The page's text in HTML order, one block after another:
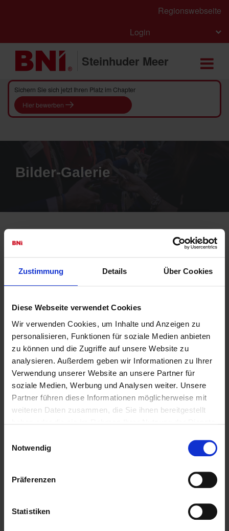
Zustimmung Details Über Cookies
Diese Webseite verwendet Cookies
Wir verwenden Cookies, um Inhalte und Anzeigen zu
personalisieren, Funktionen für soziale Medien anbieten
zu können und die Zugriffe auf unsere Website zu
analysieren. Außerdem geben wir Informationen zu Ihrer
Verwendung unserer Website an unsere Partner für
soziale Medien, Werbung und Analysen weiter. Unsere
Partner führen diese Informationen möglicherweise mit
weiteren Daten zusammen, die Sie ihnen bereitgestellt
Notwendig
Präferenzen
Statistiken
Regionswebseite
Login
Steinhuder Meer
Sichern Sie sich jetzt Ihren Platz im Chapter
Hier bewerben
Bilder-Galerie
Unser Chapter Steinhuder Meer, leider an
diesem Tag ohne unsere Damen.
Der SVG - unsere Location direkt am
Steinhuder Meer.
Das Chapter Gustav Hertz.